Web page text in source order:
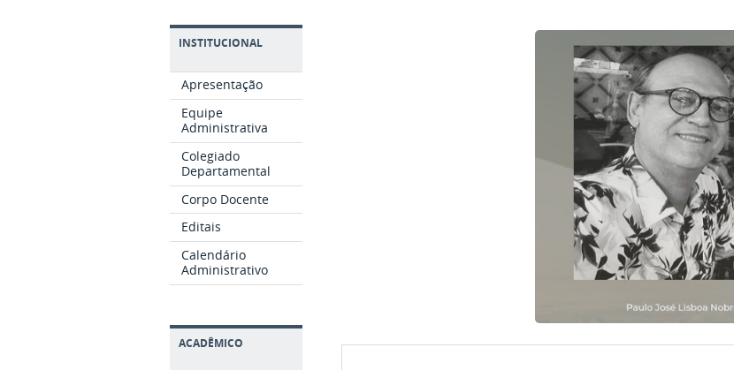
INSTITUCIONAL
Apresentação
Equipe
Administrativa
Colegiado
Departamental
Corpo Docente
Editais
Calendário
Administrativo
ACADÊMICO